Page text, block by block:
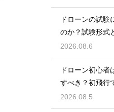
ドローンの試験
のか？試験形式
を解説
2026.08.6
ドローン初心者
すべき？初飛行
ント
2026.08.5